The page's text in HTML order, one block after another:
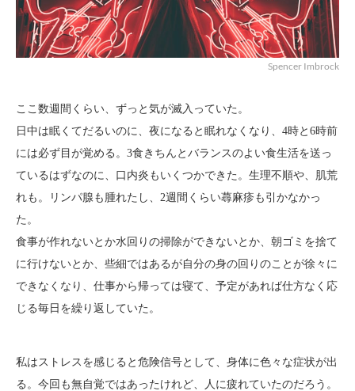
Spencer Imbrock
ここ数週間くらい、ずっと気が滅入っていた。
日中は眠くてだるいのに、夜になると眠れなくなり、4時と6時前
には必ず目が覚める。3食きちんとバランスのよい食生活を送っ
ているはずなのに、口内炎もいくつかできた。生理不順や、肌荒
れも。リンパ腺も腫れたし、2週間くらい蕁麻疹も引かなかっ
た。
食事が作れないとか水回りの掃除ができないとか、朝ゴミを捨て
に行けないとか、些細ではあるが自分の身の回りのことが徐々に
できなくなり、仕事から帰っては寝て、予定があれば仕方なく応
じる毎日を繰り返していた。
私はストレスを感じると危険信号として、身体に色々な症状が出
る。今回も無自覚ではあったけれど、人に疲れていたのだろう。